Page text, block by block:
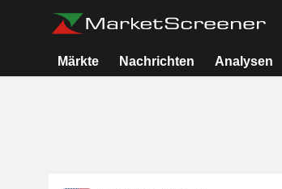
Märkte Nachrichten Analysen